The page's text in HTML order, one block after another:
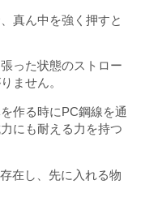
真ん中を強く押すと
った状態のストロー
ません。
作る時にPC鋼線を通
にも耐える力を持つ
在し、先に入れる物